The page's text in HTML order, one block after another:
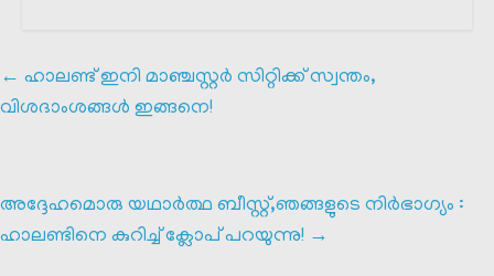
← ഹാലണ്ട് ഇനി മാഞ്ചസ്റ്റർ സിറ്റിക്ക് സ്വന്തം,
വിശദാംശങ്ങൾ ഇങ്ങനെ!
അദ്ദേഹമൊരു യഥാർത്ഥ ബീസ്റ്റ്,ഞങ്ങളുടെ നിർഭാഗ്യം :
ഹാലണ്ടിനെ കുറിച്ച് ക്ലോപ് പറയുന്നു! →